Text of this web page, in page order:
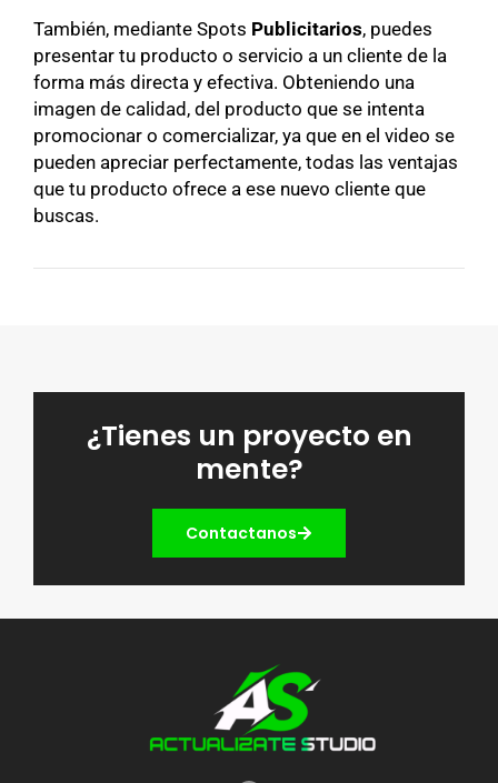
También, mediante Spots Publicitarios, puedes
presentar tu producto o servicio a un cliente de la
forma más directa y efectiva. Obteniendo una
imagen de calidad, del producto que se intenta
promocionar o comercializar, ya que en el video se
pueden apreciar perfectamente, todas las ventajas
que tu producto ofrece a ese nuevo cliente que
buscas.
¿Tienes un proyecto en
mente?
Contactanos